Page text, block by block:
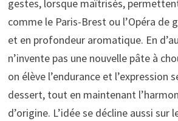
gestes, lorsque maîtrisés,
comme le Paris-Brest ou l’Opéra de
et en profondeur aromatique. En
n’invente pas une nouvelle pâte à
on élève l’endurance et l’expression
dessert, tout en maintenant
d’origine. L’idée se décline aussi sur